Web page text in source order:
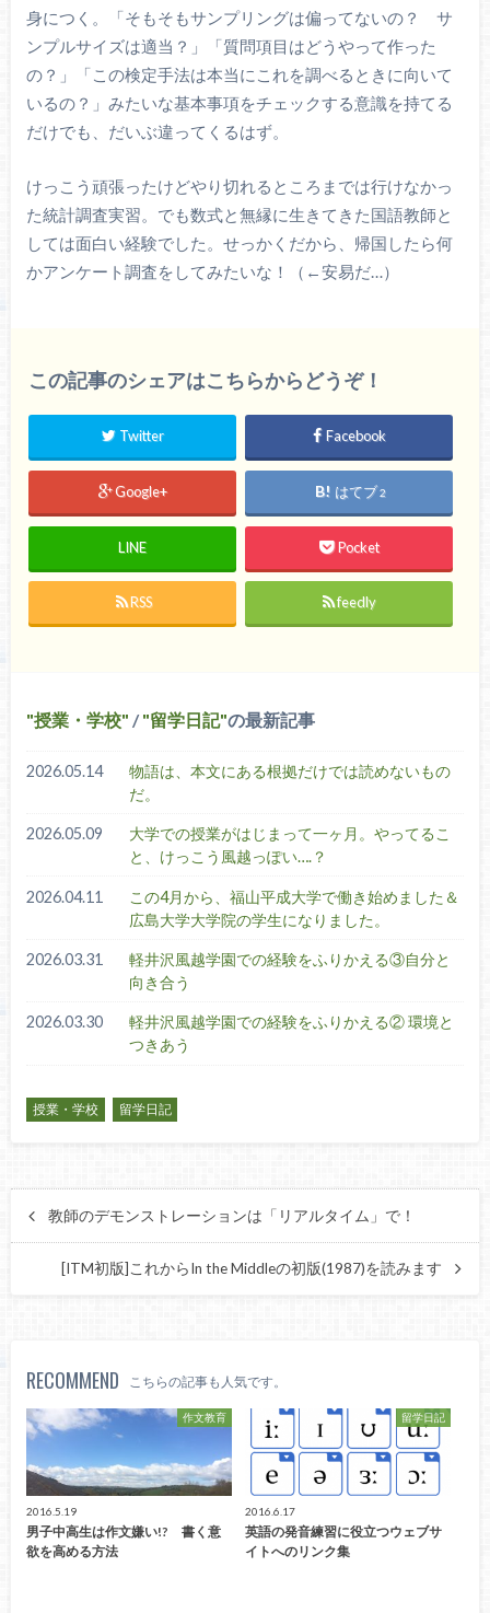
身につく。「そもそもサンプリングは偏ってないの？ サ
ンプルサイズは適当？」「質問項目はどうやって作った
の？」「この検定手法は本当にこれを調べるときに向いて
いるの？」みたいな基本事項をチェックする意識を持てる
だけでも、だいぶ違ってくるはず。
けっこう頑張ったけどやり切れるところまでは行けなかっ
た統計調査実習。でも数式と無縁に生きてきた国語教師と
しては面白い経験でした。せっかくだから、帰国したら何
かアンケート調査をしてみたいな！（←安易だ…）
この記事のシェアはこちらからどうぞ！
Twitter Facebook
Google+ はてブ2
LINE Pocket
RSS feedly
授業・学校 / 留学日記 の最新記事
2026.05.14
物語は、本文にある根拠だけでは読めないもの
だ。
2026.05.09
大学での授業がはじまって一ヶ月。やってるこ
と、けっこう風越っぽい….？
2026.04.11
この4月から、福山平成大学で働き始めました＆
広島大学大学院の学生になりました。
2026.03.31
軽井沢風越学園での経験をふりかえる③自分と
向き合う
2026.03.30
軽井沢風越学園での経験をふりかえる② 環境と
つきあう
授業・学校 留学日記
教師のデモンストレーションは「リアルタイム」で！
[ITM初版]これからIn the Middleの初版(1987)を読みます
RECOMMEND こちらの記事も人気です。
作文教育
2016.5.19
男子中高生は作文嫌い!? 書く意
欲を高める方法
留学日記
2016.6.17
英語の発音練習に役立つウェブサ
イトへのリンク集